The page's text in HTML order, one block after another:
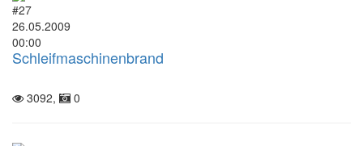
#27
26.05.2009
00:00
Schleifmaschinenbrand
3092, 0